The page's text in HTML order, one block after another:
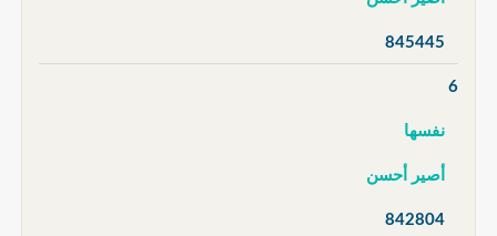
845445
6
نفسها
أصير أحسن
842804